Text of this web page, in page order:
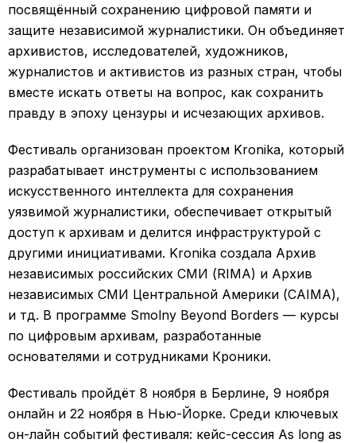
посвящённый сохранению цифровой памяти и
защите независимой журналистики. Он объединяет
архивистов, исследователей, художников,
журналистов и активистов из разных стран, чтобы
вместе искать ответы на вопрос, как сохранить
правду в эпоху цензуры и исчезающих архивов.
Фестиваль организован проектом Kronika, который
разрабатывает инструменты с использованием
искусственного интеллекта для сохранения
уязвимой журналистики, обеспечивает открытый
доступ к архивам и делится инфраструктурой с
другими инициативами. Kronika создала Архив
независимых российских СМИ (RIMA) и Архив
независимых СМИ Центральной Америки (CAIMA),
и тд. В программе Smolny Beyond Borders — курсы
по цифровым архивам, разработанные
основателями и сотрудниками Кроники.
Фестиваль пройдёт 8 ноября в Берлине, 9 ноября
онлайн и 22 ноября в Нью-Йорке. Среди ключевых
он-лайн событий фестиваля: кейс-сессия As long as